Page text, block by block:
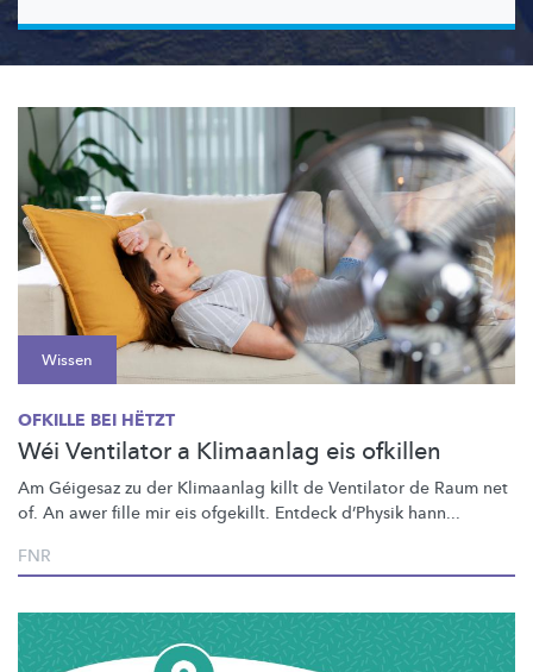
Wissen
OFKILLE BEI HËTZT
Wéi Ventilator a Klimaanlag eis ofkillen
Am Géigesaz zu der Klimaanlag killt de Ventilator de Raum net
of. An awer fille mir eis ofgekillt. Entdeck d’Physik hann...
FNR